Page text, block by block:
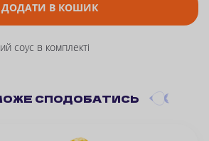
ДОДАТИ В КОШИК
соус в комплекті
СПОДОБАТИСЬ